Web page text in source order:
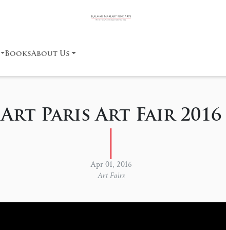
BooksAbout Us
Art Paris Art Fair 2016
Apr 01, 2016
Art Fairs